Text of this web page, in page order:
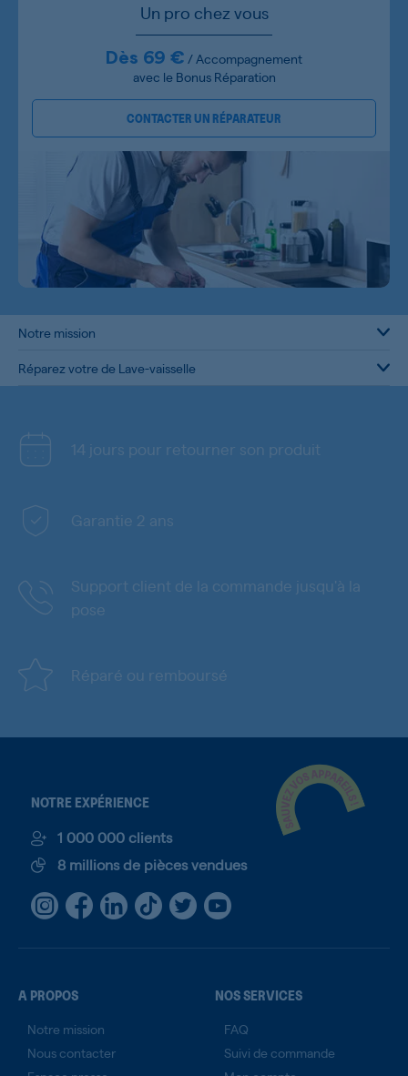
Un pro chez vous
Dès 69 € / Accompagnement
avec le Bonus Réparation
CONTACTER UN RÉPARATEUR
Notre mission
Réparez votre de Lave-vaisselle
14 jours pour retourner son produit
Garantie 2 ans
Support client de la commande jusqu'à la
pose
Réparé ou remboursé
NOTRE EXPÉRIENCE
1 000 000 clients
8 millions de pièces vendues
A PROPOS
Notre mission
Nous contacter
NOS SERVICES
FAQ
Suivi de commande